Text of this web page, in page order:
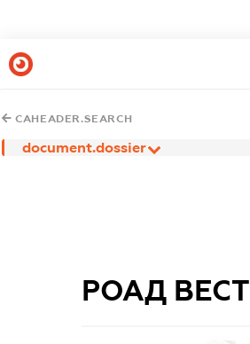
CAHEADER.SEARCH
document.dossier
РОАД ВЕСТ